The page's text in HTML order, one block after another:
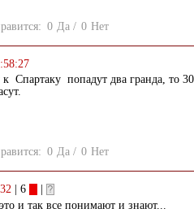
0 Да / 0 Нет
Спартаку попадут два гранда, то
0 Да / 0 Нет
| 6
|
и так все понимают и знают...